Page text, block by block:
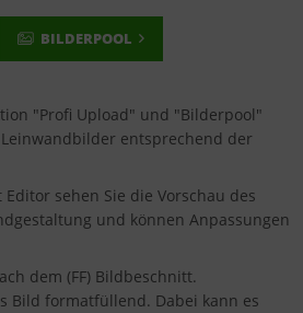
BILDERPOOL
"Profi Upload" und "Bilderpool"
entsprechend der
sehen Sie die Vorschau des
und können Anpassungen
dem (FF) Bildbeschnitt.
Bild formatfüllend. Dabei kann es